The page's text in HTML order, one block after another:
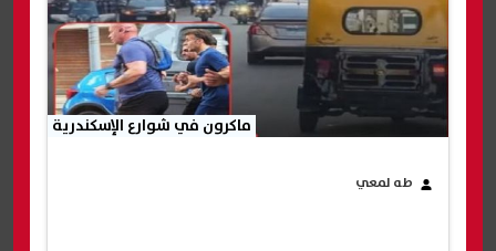
ماكرون في شوارع الإسكندرية
طه لمعي